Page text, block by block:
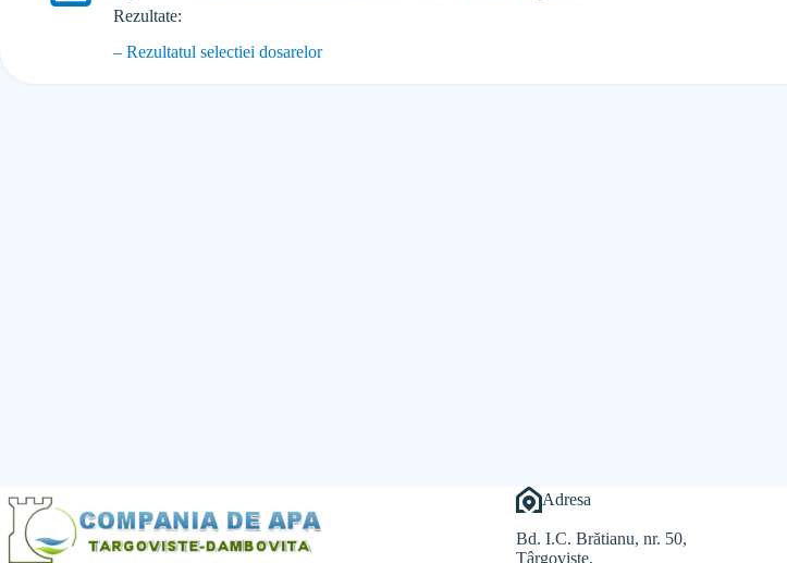
Rezultate:
– Rezultatul selectiei dosarelor
Adresa
Bd. I.C. Brătianu, nr. 50,
Târgoviște,